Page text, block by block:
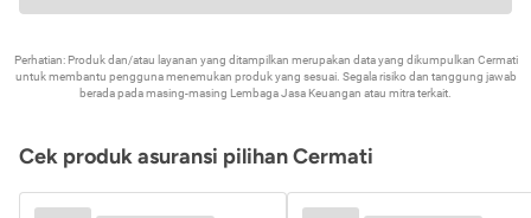
Perhatian: Produk dan/atau layanan yang ditampilkan merupakan data yang dikumpulkan Cermati
untuk membantu pengguna menemukan produk yang sesuai. Segala risiko dan tanggung jawab
berada pada masing-masing Lembaga Jasa Keuangan atau mitra terkait.
Cek produk asuransi pilihan Cermati